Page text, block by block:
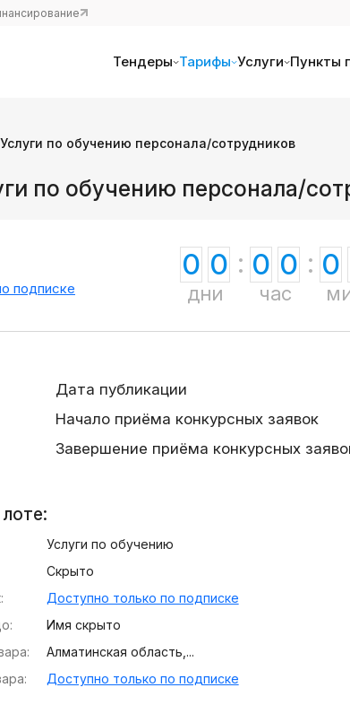
Тендеры Тарифы Услуги Пункты
Услуги по обучению персонала/сотрудников
по обучению персонала/
подписке
0 0
дни
0 0
час
0
Дата публикации
Начало приёма конкурсных заявок
Завершение приёма конкурсных
Услуги по обучению
Скрыто
Доступно только по подписке
Имя скрыто
Алматинская область,...
Доступно только по подписке